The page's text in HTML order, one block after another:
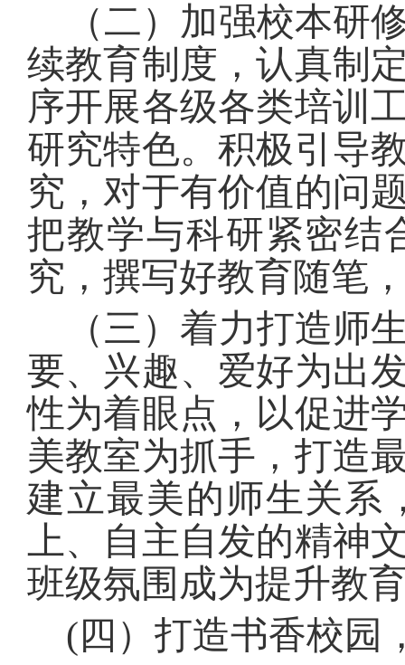
（二）加强校本研
续教育制度，认真制
序开展各级各类培训
研究特色。积极引导
究，对于有价值的问
把教学与科研紧密结
究，撰写好教育随笔
（三）着力打造师
要、兴趣、爱好为出
性为着眼点，以促进
美教室为抓手，打造
建立最美的师生关系
上、自主自发的精神
班级氛围成为提升教
(四）打造书香校园